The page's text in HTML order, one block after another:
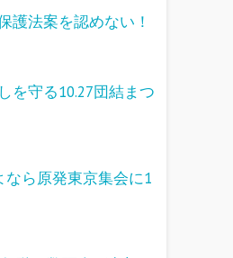
護法案を認めない！
を守る10.27団結まつ
なら原発東京集会に1